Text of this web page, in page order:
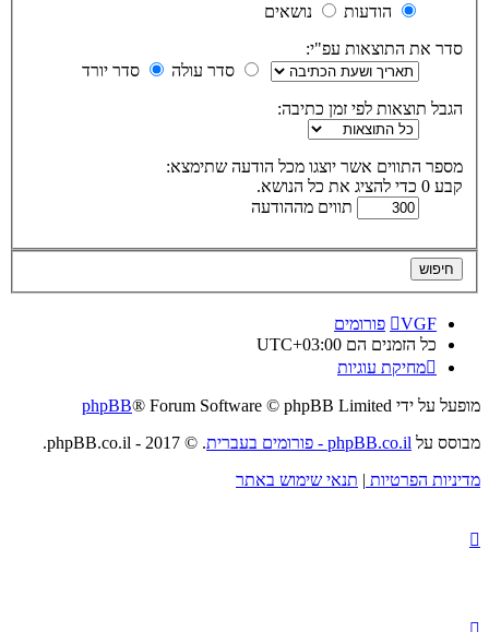
הודעות
נושאים
סדר את התוצאות עפ"י:
סדר עולה
סדר יורד
הגבל תוצאות לפי זמן כתיבה:
מספר התווים אשר יוצגו מכל הודעה שתימצא:
קבע 0 כדי להציג את כל הנושא.
תווים מההודעה
VGF
פורומים
כל הזמנים הם UTC+03:00
מחיקת עוגיות
מופעל על ידי phpBB® Forum Software © phpBB Limited
מבוסס על phpBB.co.il - פורומים בעברית
. © 2017 - phpBB.co.il.
מדיניות הפרטיות | תנאי שימוש באתר